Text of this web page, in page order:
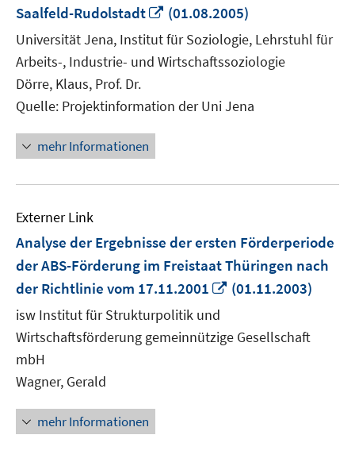
Saalfeld-Rudolstadt
In
neuem
Fenster
öffnen
(01.08.2005)
Universität Jena, Institut für Soziologie, Lehrstuhl für
Arbeits-, Industrie- und Wirtschaftssoziologie
Dörre, Klaus, Prof. Dr.
Quelle: Projektinformation der Uni Jena
mehr Informationen
Externer Link
Analyse der Ergebnisse der ersten Förderperiode
der ABS-Förderung im Freistaat Thüringen nach
der Richtlinie vom 17.11.2001
In
öffnen
(01.11.2003)
isw Institut für Strukturpolitik und
Wirtschaftsförderung gemeinnützige Gesellschaft
mbH
Wagner, Gerald
mehr Informationen